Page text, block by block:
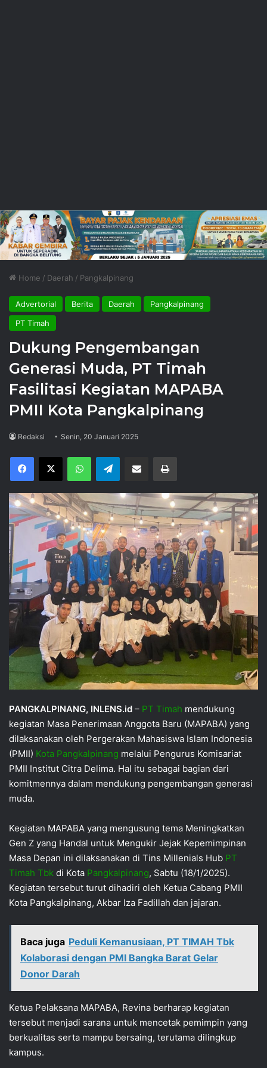
Home / Daerah / Pangkalpinang
Advertorial Berita Daerah
Pangkalpinang
PT Timah
Dukung Pengembangan
Generasi Muda, PT Timah
Fasilitasi Kegiatan MAPABA
PMII Kota Pangkalpinang
Redaksi Senin, 20 Januari 2025
Facebook
X WhatsAppTelegram Share via Email Print
PANGKALPINANG, INLENS.id – PT Timah mendukung
kegiatan Masa Penerimaan Anggota Baru (MAPABA) yang
dilaksanakan oleh Pergerakan Mahasiswa Islam Indonesia
(PMII) Kota Pangkalpinang melalui Pengurus Komisariat
PMII Institut Citra Delima. Hal itu sebagai bagian dari
komitmennya dalam mendukung pengembangan generasi
muda.
Kegiatan MAPABA yang mengusung tema Meningkatkan
Gen Z yang Handal untuk Mengukir Jejak Kepemimpinan
Masa Depan ini dilaksanakan di Tins Millenials Hub PT
Timah Tbk di Kota Pangkalpinang, Sabtu (18/1/2025).
Kegiatan tersebut turut dihadiri oleh Ketua Cabang PMII
Kota Pangkalpinang, Akbar Iza Fadillah dan jajaran.
Baca juga Peduli Kemanusiaan, PT TIMAH Tbk
Kolaborasi dengan PMI Bangka Barat Gelar
Donor Darah
Ketua Pelaksana MAPABA, Revina berharap kegiatan
tersebut menjadi sarana untuk mencetak pemimpin yang
berkualitas serta mampu bersaing, terutama dilingkup
kampus.